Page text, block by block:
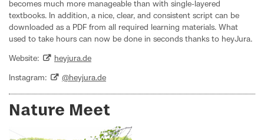
becomes much more manageable than with single-layered
textbooks. In addition, a nice, clear, and consistent script can be
downloaded as a PDF from all required learning materials. What
used to take hours can now be done in seconds thanks to heyJura.
Website: heyjura.de
Instagram: @heyjura.de
Nature Meet